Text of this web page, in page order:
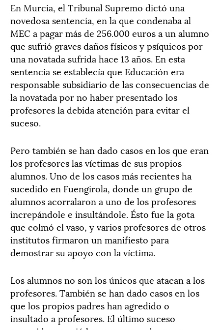
En Murcia, el Tribunal Supremo dictó una
novedosa sentencia, en la que condenaba al
MEC a pagar más de 256.000 euros a un alumno
que sufrió graves daños físicos y psíquicos por
una novatada sufrida hace 13 años. En esta
sentencia se establecía que Educación era
responsable subsidiario de las consecuencias de
la novatada por no haber presentado los
profesores la debida atención para evitar el
suceso.
Pero también se han dado casos en los que eran
los profesores las víctimas de sus propios
alumnos. Uno de los casos más recientes ha
sucedido en Fuengirola, donde un grupo de
alumnos acorralaron a uno de los profesores
increpándole e insultándole. Ésto fue la gota
que colmó el vaso, y varios profesores de otros
institutos firmaron un manifiesto para
demostrar su apoyo con la víctima.
Los alumnos no son los únicos que atacan a los
profesores. También se han dado casos en los
que los propios padres han agredido o
insultado a profesores. El último suceso